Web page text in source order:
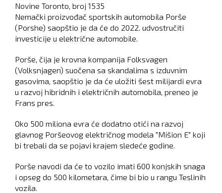
Novine Toronto, broj 1535
Nemački proizvođač sportskih automobila Porše
(Porshe) saopštio je da će do 2022. udvostručiti
investicije u električne automobile.
Porše, čija je krovna kompanija Folksvagen
(Volksnjagen) suočena sa skandalima s izduvnim
gasovima, saopštio je da će uložiti šest milijardi evra
u razvoj hibridnih i električnih automobila, preneo je
Frans pres.
Oko 500 miliona evra će dodatno otići na razvoj
glavnog Poršeovog električnog modela "Mišion E" koji
bi trebali da se pojavi krajem sledeće godine.
Porše navodi da će to vozilo imati 600 konjskih snaga
i opseg do 500 kilometara, čime bi bio u rangu Teslinih
vozila.